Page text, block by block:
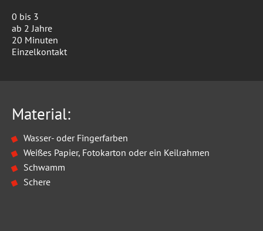
0 bis 3
ab 2 Jahre
20 Minuten
Einzelkontakt
Material:
Wasser- oder Fingerfarben
Weißes Papier, Fotokarton oder ein Keilrahmen
Schwamm
Schere